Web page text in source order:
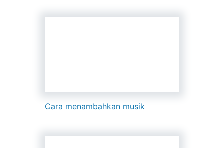
Cara menambahkan musik